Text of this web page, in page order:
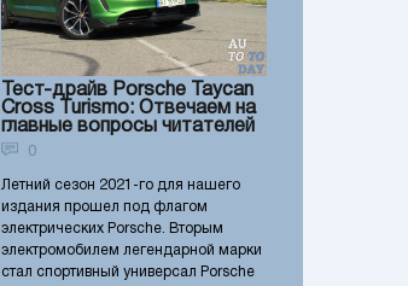
Тест-драйв Porsche Taycan
Cross Turismo: Отвечаем на
главные вопросы читателей
0
Летний сезон 2021-го для нашего
издания прошел под флагом
электрических Porsche. Вторым
электромобилем легендарной марки
стал спортивный универсал Porsche